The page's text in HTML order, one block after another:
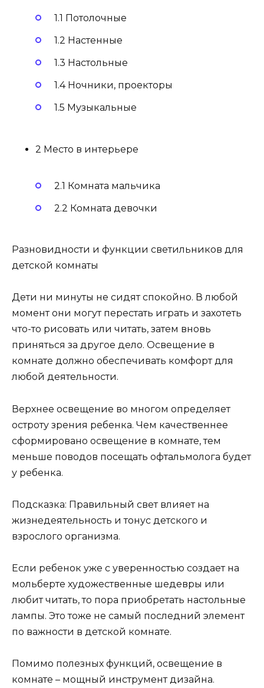
1.1 Потолочные
1.2 Настенные
1.3 Настольные
1.4 Ночники, проекторы
1.5 Музыкальные
2 Место в интерьере
2.1 Комната мальчика
2.2 Комната девочки
Разновидности и функции светильников для
детской комнаты
Дети ни минуты не сидят спокойно. В любой
момент они могут перестать играть и захотеть
что-то рисовать или читать, затем вновь
приняться за другое дело. Освещение в
комнате должно обеспечивать комфорт для
любой деятельности.
Верхнее освещение во многом определяет
остроту зрения ребенка. Чем качественнее
сформировано освещение в комнате, тем
меньше поводов посещать офтальмолога будет
у ребенка.
Подсказка: Правильный свет влияет на
жизнедеятельность и тонус детского и
взрослого организма.
Если ребенок уже с уверенностью создает на
мольберте художественные шедевры или
любит читать, то пора приобретать настольные
лампы. Это тоже не самый последний элемент
по важности в детской комнате.
Помимо полезных функций, освещение в
комнате – мощный инструмент дизайна.